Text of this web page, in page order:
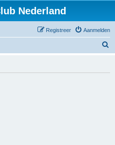
Nederland
Aanmelden
Registreer